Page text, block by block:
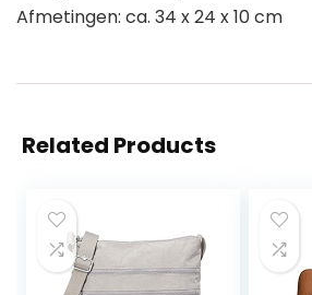
Afmetingen: ca. 34 x 24 x 10 cm
Related Products